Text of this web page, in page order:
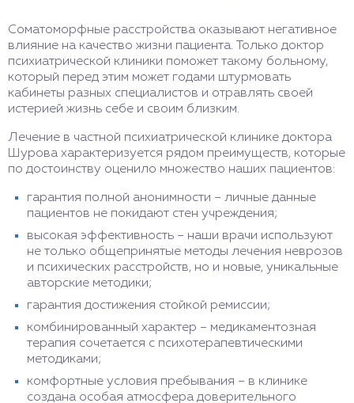
Соматоморфные расстройства оказывают негативное
влияние на качество жизни пациента. Только доктор
психиатрической клиники поможет такому больному,
который перед этим может годами штурмовать
кабинеты разных специалистов и отравлять своей
истерией жизнь себе и своим близким.
Лечение в частной психиатрической клинике доктора
Шурова характеризуется рядом преимуществ, которые
по достоинству оценило множество наших пациентов:
гарантия полной анонимности – личные данные
пациентов не покидают стен учреждения;
высокая эффективность – наши врачи используют
не только общепринятые методы лечения неврозов
и психических расстройств, но и новые, уникальные
авторские методики;
гарантия достижения стойкой ремиссии;
комбинированный характер – медикаментозная
терапия сочетается с психотерапевтическими
методиками;
комфортные условия пребывания – в клинике
создана особая атмосфера доверительного